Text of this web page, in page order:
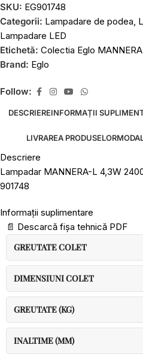
SKU: EG901748
Categorii: Lampadare de podea
Lampadare LED
Etichetă: Colectia Eglo MANNERA
Brand: Eglo
Follow:
DESCRIEREINFORMAȚII
LIVRAREA PRODUSELOR
Descriere
Lampadar MANNERA-L 4,3W
901748
Informații suplimentare
📄 Descarcă fișa tehnică PDF
GREUTATE COLET
DIMENSIUNI COLET
GREUTATE (KG)
INALTIME (MM)